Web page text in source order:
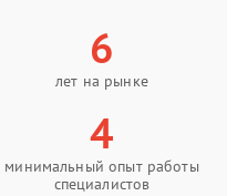
6
лет на рынке
4
минимальный опыт работы
специалистов